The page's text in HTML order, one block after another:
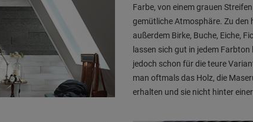
Farbe, von einem grauen
gemütliche Atmosphäre. Zu den
außerdem Birke, Buche, Eiche,
lassen sich gut in jedem
jedoch schon für die teure
man oftmals das Holz, die
erhalten und sie nicht hinter